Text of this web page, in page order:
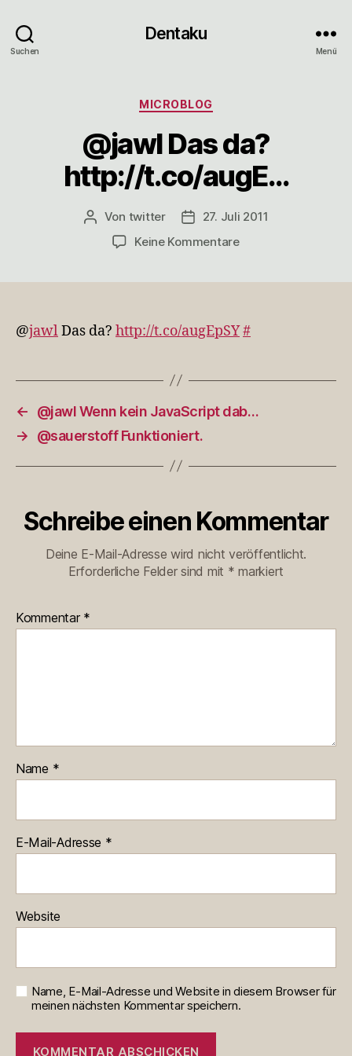
Suchen
Dentaku
Menü
Kategorien
MICROBLOG
@jawl Das da?
http://t.co/augE…
Beitragsautor
Von twitter Veröffentlichungsdatum
27. Juli 2011
Keine Kommentarezu
@jawlDas da? http://t.co/augEpSY#
←
@jawl Wenn kein JavaScript dab…
→
@sauerstoff Funktioniert.
Schreibe einen Kommentar
Deine E-Mail-Adresse wird nicht veröffentlicht.
Erforderliche Felder sind mit * markiert
Kommentar *
Name *
E-Mail-Adresse *
Website
Name, E-Mail-Adresse und Website in diesem Browser für
meinen nächsten Kommentar speichern.